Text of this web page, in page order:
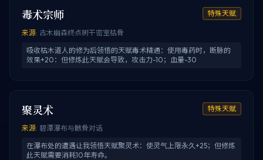
毒术宗师 特殊天赋
来源: 古木幽森终点树干密室枯骨
吸收枯木道人的修为后领悟的天赋毒术精通：使用毒药时，断脉的
效果+20：但修炼此天赋会导致，攻击力-10；血量-30
聚灵术 特殊天赋
来源: 碧潭瀑布与骸骨对话
在瀑布处的遭遇让我领悟天赋聚灵术：使灵气上限永久+25；但修炼
此天赋需要消耗10年寿命。